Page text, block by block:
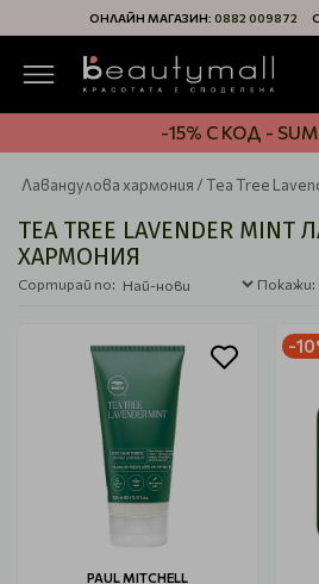
ОНЛАЙН МАГАЗИН: 0882 009872
-15% С КОД -
Лавандулова хармония / Tea Tree
TEA TREE LAVENDER
ХАРМОНИЯ
Сортирай по: Покажи:
PAUL MITCHELL
-